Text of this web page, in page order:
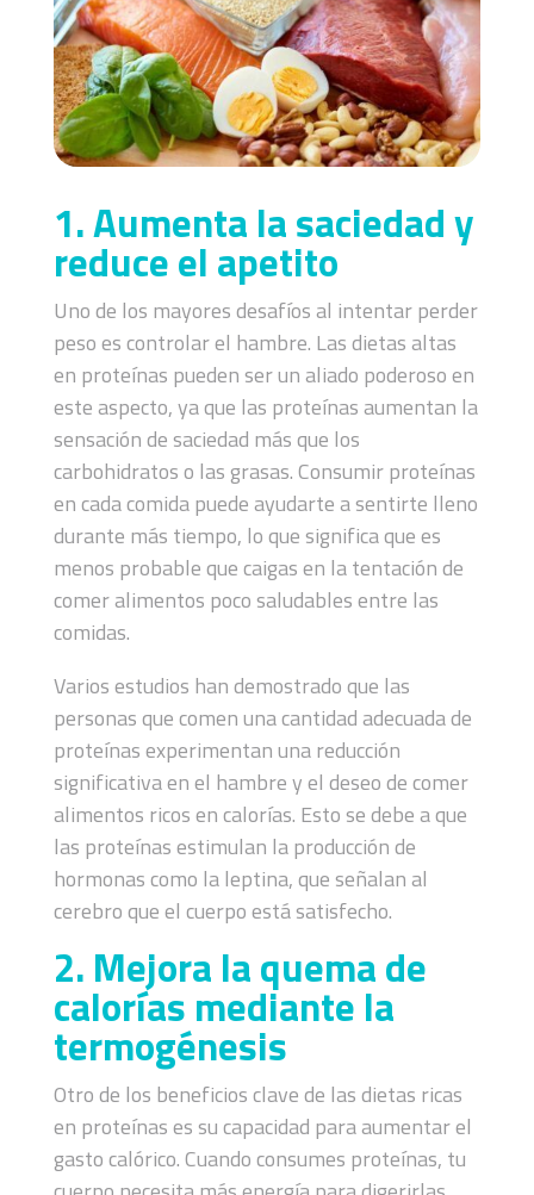
1. Aumenta la saciedad y
reduce el apetito
Uno de los mayores desafíos al intentar perder
peso es controlar el hambre. Las dietas altas
en proteínas pueden ser un aliado poderoso en
este aspecto, ya que las proteínas aumentan la
sensación de saciedad más que los
carbohidratos o las grasas. Consumir proteínas
en cada comida puede ayudarte a sentirte lleno
durante más tiempo, lo que significa que es
menos probable que caigas en la tentación de
comer alimentos poco saludables entre las
comidas.
Varios estudios han demostrado que las
personas que comen una cantidad adecuada de
proteínas experimentan una reducción
significativa en el hambre y el deseo de comer
alimentos ricos en calorías. Esto se debe a que
las proteínas estimulan la producción de
hormonas como la leptina, que señalan al
cerebro que el cuerpo está satisfecho.
2. Mejora la quema de
calorías mediante la
termogénesis
Otro de los beneficios clave de las dietas ricas
en proteínas es su capacidad para aumentar el
gasto calórico. Cuando consumes proteínas, tu